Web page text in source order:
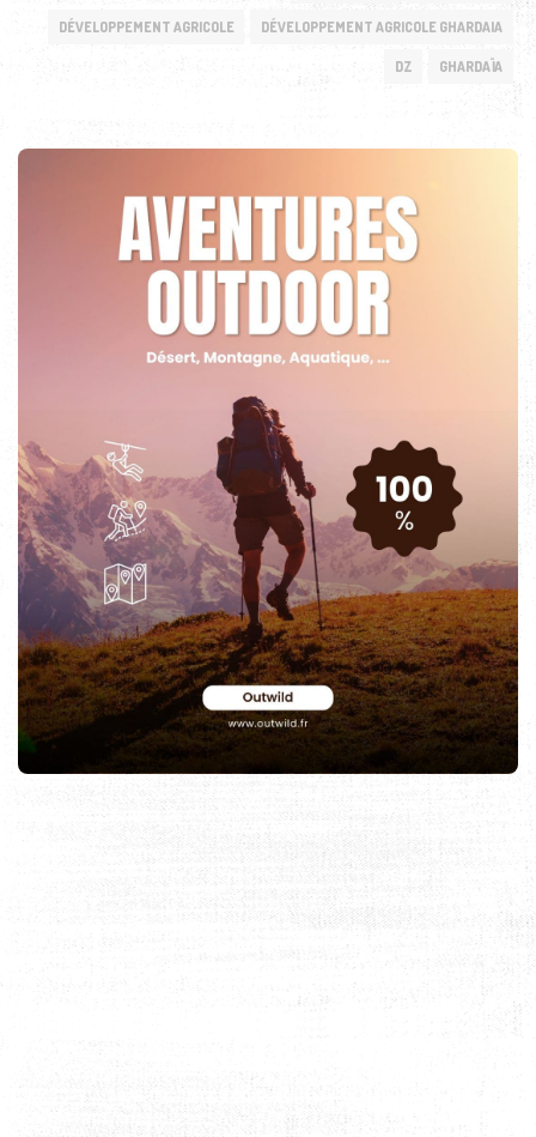
DÉVELOPPEMENT AGRICOLE DÉVELOPPEMENT AGRICOLE GHARDAIA
DZ GHARDAÏA